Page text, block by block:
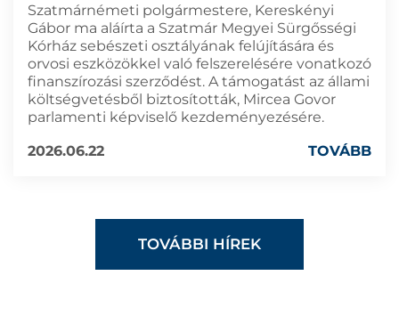
Szatmárnémeti polgármestere, Kereskényi
Gábor ma aláírta a Szatmár Megyei Sürgősségi
Kórház sebészeti osztályának felújítására és
orvosi eszközökkel való felszerelésére vonatkozó
finanszírozási szerződést. A támogatást az állami
költségvetésből biztosították, Mircea Govor
parlamenti képviselő kezdeményezésére.
2026.06.22
TOVÁBB
TOVÁBBI HÍREK